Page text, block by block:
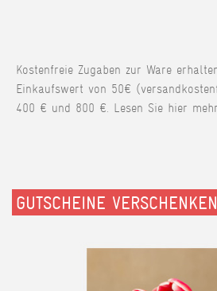
Kostenfreie Zugaben zur Ware
Einkaufswert von 50€
400 € und 800 €. Lesen Sie hier
GUTSCHEINE